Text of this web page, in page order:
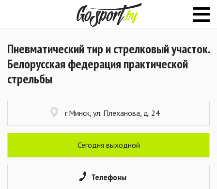
Пневматический тир и стрелковый участок.
Белорусская федерация практической
стрельбы
г.Минск, ул. Плеханова, д. 24
Сегодня выходной
Телефоны